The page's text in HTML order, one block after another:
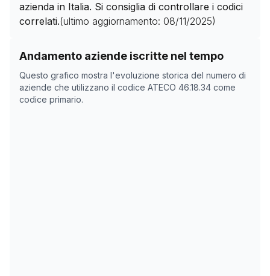
azienda in Italia. Si consiglia di controllare i codici
correlati.(ultimo aggiornamento: 08/11/2025)
Andamento aziende iscritte nel tempo
Questo grafico mostra l'evoluzione storica del numero di
aziende che utilizzano il codice ATECO 46.18.34 come
codice primario.
Storico numero di aziende con codice ATECO
Data rilevazione
05/04/2025
1440
21/05/2025